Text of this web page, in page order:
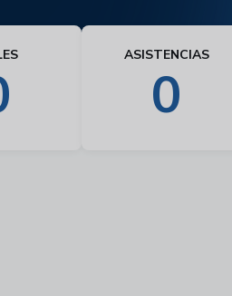
ASISTENCIAS
0